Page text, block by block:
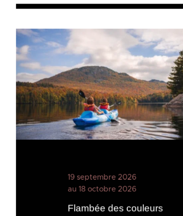
19 septembre 2026
au 18 octobre 2026
Flambée des couleurs